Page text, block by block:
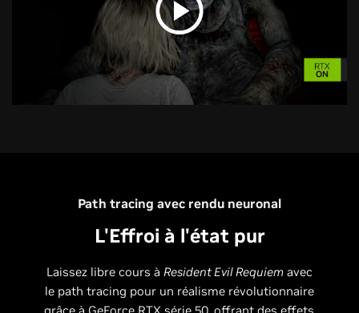
Path tracing avec rendu neuronal
L'Effroi à l'état pur
Laissez libre cours à Resident Evil Requiemavec
le path tracing pour un réalisme révolutionnaire